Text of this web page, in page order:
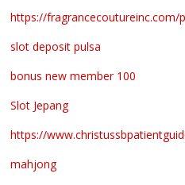
https://fragrancecoutureinc.com/
slot deposit pulsa
bonus new member 100
Slot Jepang
https://
mahjong